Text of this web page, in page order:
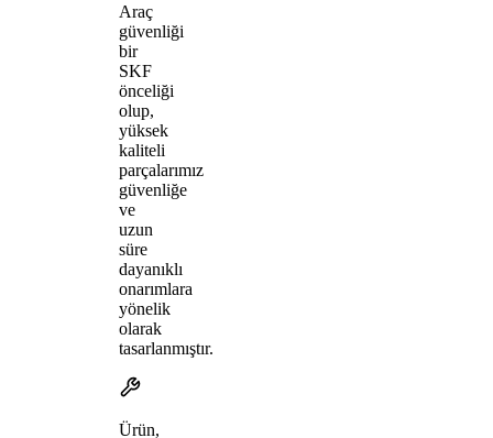
Araç
güvenliği
bir
SKF
önceliği
olup,
yüksek
kaliteli
parçalarımız
güvenliğe
ve
uzun
süre
dayanıklı
onarımlara
yönelik
olarak
tasarlanmıştır.
Ürün,